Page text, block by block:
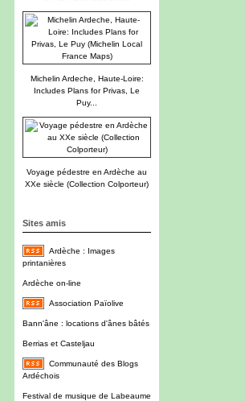
Michelin Ardeche, Haute-Loire:
Includes Plans for Privas, Le
Puy...
Voyage pédestre en Ardèche au
XXe siècle (Collection Colporteur)
Sites amis
Ardèche : Images
printanières
Ardèche on-line
Association Païolive
Bann'âne : locations d'ânes bâtés
Berrias et Casteljau
Communauté des Blogs
Ardéchois
Festival de musique de Labeaume